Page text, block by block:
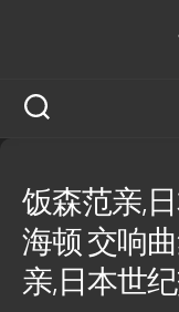
饭森范亲,
海顿 交响
亲,日本世